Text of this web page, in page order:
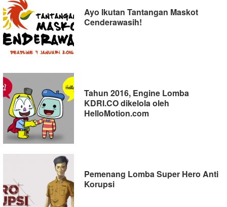
Ayo Ikutan Tantangan Maskot
Cenderawasih!
Tahun 2016, Engine Lomba
KDRI.CO dikelola oleh
HelloMotion.com
Pemenang Lomba Super Hero Anti
Korupsi